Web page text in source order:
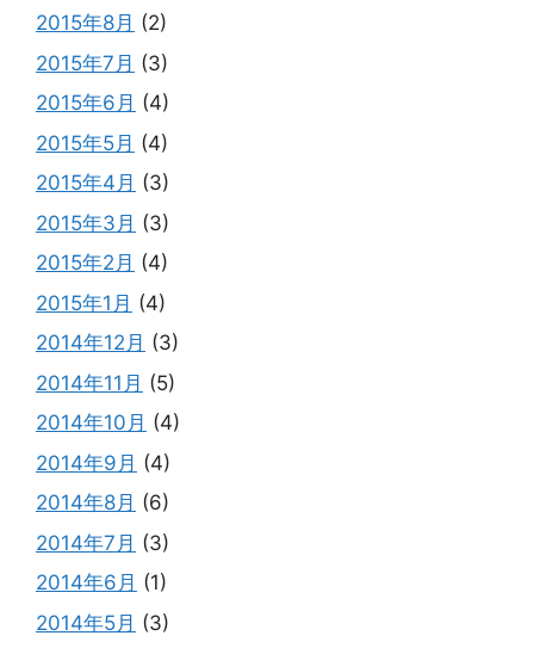
2015年8月 (2)
2015年7月 (3)
2015年6月 (4)
2015年5月 (4)
2015年4月 (3)
2015年3月 (3)
2015年2月 (4)
2015年1月 (4)
2014年12月 (3)
2014年11月 (5)
2014年10月 (4)
2014年9月 (4)
2014年8月 (6)
2014年7月 (3)
2014年6月 (1)
2014年5月 (3)